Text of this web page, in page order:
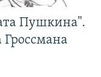
Пушкина".